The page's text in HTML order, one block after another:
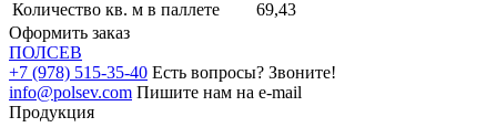
Количество кв. м в паллете
69,43
Оформить заказ
ПОЛСЕВ
+7 (978) 515-35-40 Есть вопросы? Звоните!
info@polsev.com Пишите нам на e-mail
Продукция